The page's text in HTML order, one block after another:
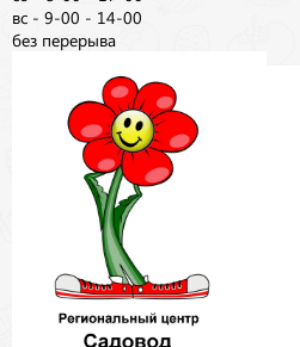
вс - 9-00 - 14-00
без перерыва